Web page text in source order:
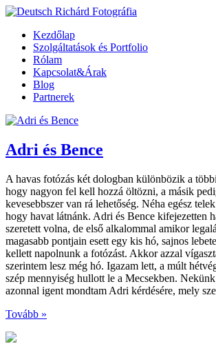
Kezdőlap
Szolgáltatások és Portfolio
Rólam
Kapcsolat&Árak
Blog
Partnerek
Adri és Bence
A havas fotózás két dologban különbözik a
hogy nagyon fel kell hozzá öltözni, a másik
kevesebbszer van rá lehetőség. Néha egész
hogy havat látnánk. Adri és Bence kifejezetten
szeretett volna, de első alkalommal amikor
magasabb pontjain esett egy kis hó, sajnos
kellett napolnunk a fotózást. Akkor azzal
szerintem lesz még hó. Igazam lett, a múlt
szép mennyiség hullott le a Mecsekben.
azonnal igent mondtam Adri kérdésére, mely
Tovább »